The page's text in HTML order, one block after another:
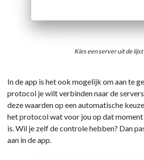
Kies een server uit de lijst
In de app is het ook mogelijk om aan te
protocol je wilt verbinden naar de
deze waarden op een automatische
het protocol wat voor jou op dat
is. Wil je zelf de controle hebben? Dan
aan in de app.